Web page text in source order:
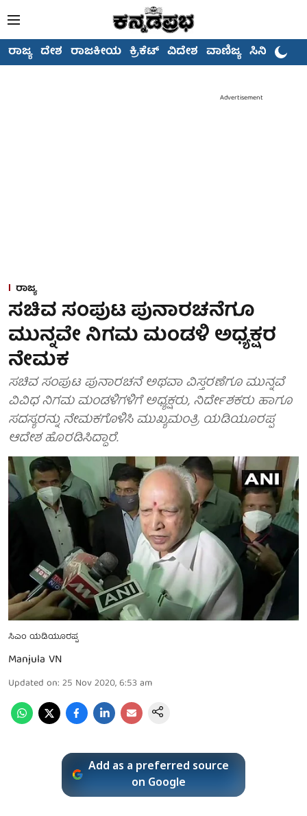
ರಾಜ್ಯ ದೇಶ ರಾಜಕೀಯ ಕ್ರಿಕೆಟ್ ವಿದೇಶ ವಾಣಿಜ್ಯ ಸಿನಿಮಾ
Advertisement
ರಾಜ್ಯ
ಸಚಿವ ಸಂಪುಟ ಪುನಾರಚನೆಗೂ
ಮುನ್ನವೇ ನಿಗಮ ಮಂಡಳಿ ಅಧ್ಯಕ್ಷರ
ನೇಮಕ
ಸಚಿವ ಸಂಪುಟ ಪುನಾರಚನೆ ಅಥವಾ ವಿಸ್ತರಣೆಗೂ ಮುನ್ನವೆ
ವಿವಿಧ ನಿಗಮ ಮಂಡಳಿಗಳಿಗೆ ಅಧ್ಯಕ್ಷರು, ನಿರ್ದೇಶಕರು ಹಾಗೂ
ಸದಸ್ಯರನ್ನು ನೇಮಕಗೊಳಿಸಿ ಮುಖ್ಯಮಂತ್ರಿ ಯಡಿಯೂರಪ್ಪ
ಆದೇಶ ಹೊರಡಿಸಿದ್ದಾರೆ.
ಸಿಎಂ ಯಡಿಯೂರಪ್ಪ
Manjula VN
Updated on: 25 Nov 2020, 6:53 am
Add as a preferred source
on Google